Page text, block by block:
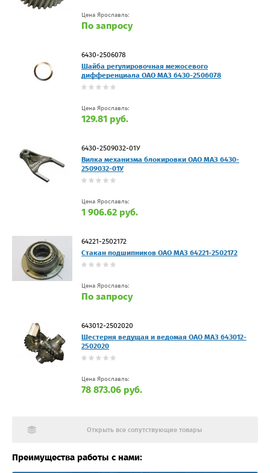
Цена Ярославль:
По запросу
6430-2506078
Шайба регулировочная межосевого
дифференциала ОАО МАЗ 6430-2506078
Цена Ярославль:
129.81 руб.
6430-2509032-01У
Вилка механизма блокировки ОАО МАЗ 6430-
2509032-01У
Цена Ярославль:
1 906.62 руб.
64221-2502172
Стакан подшипников ОАО МАЗ 64221-2502172
Цена Ярославль:
По запросу
643012-2502020
Шестерня ведущая и ведомая ОАО МАЗ 643012-
2502020
Цена Ярославль:
78 873.06 руб.
Открыть все сопутствующие товары
Преимущества работы с нами: